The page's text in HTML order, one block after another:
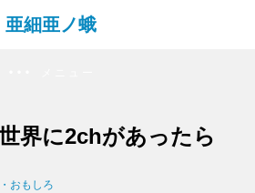
亜細亜ノ蛾
界に2chがあったら
おもしろ